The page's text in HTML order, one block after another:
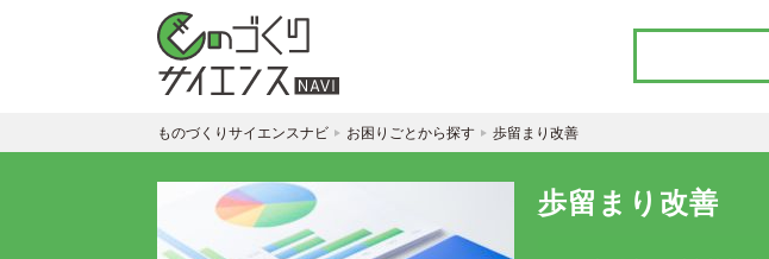
ものづくりサイエンスナビ お困りごとから探す 歩留まり改善
歩留まり改善